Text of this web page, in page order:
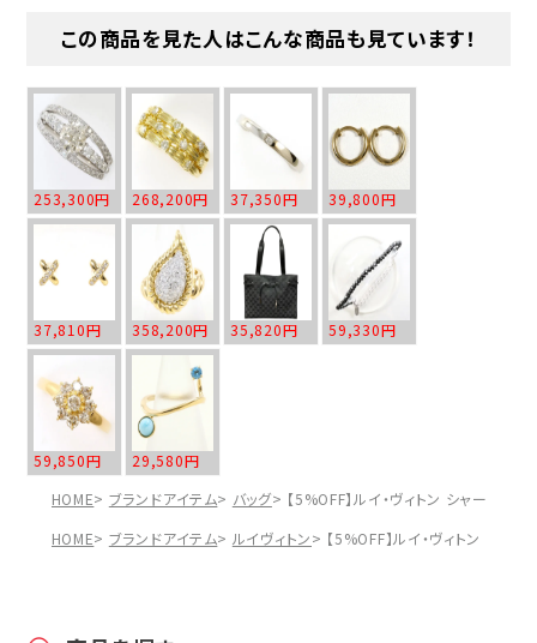
この商品を見た人はこんな商品も見ています！
253,300円 268,200円 37,350円 39,800円
37,810円 358,200円 35,820円 59,330円
59,850円
29,580円
HOME
ブランドアイテム バッグ
【5%OFF】ルイ・ヴィトン シャーウッ
HOME
ブランドアイテム ルイヴィトン 【5%OFF】ルイ・ヴィトン シャ